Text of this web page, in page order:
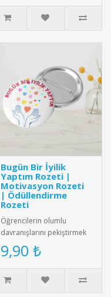
Bugün Bir İyilik
Yaptım Rozeti |
Motivasyon Rozeti
| Ödüllendirme
Rozeti
Öğrencilerin olumlu
davranışlarını pekiştirmek
için tasarlanmış "Bugün Bir
İyilik Yaptım" yazılı öze..
9,90 ₺